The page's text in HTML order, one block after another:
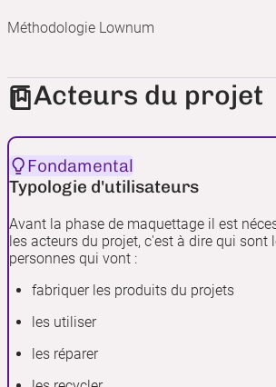
Méthodologie Lownum
Acteurs du projet
Fondamental
Typologie d'utilisateurs
Avant la phase de maquettage il est
les acteurs du projet, c'est à dire qui sont
personnes qui vont :
fabriquer les produits du projets
les utiliser
les réparer